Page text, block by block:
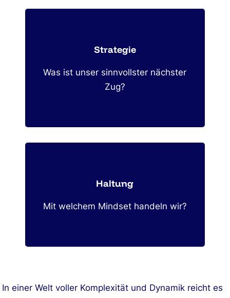
Strategie
Was ist unser sinnvollster nächster
Zug?
Haltung
Mit welchem Mindset handeln wir?
In einer Welt voller Komplexität und Dynamik reicht es